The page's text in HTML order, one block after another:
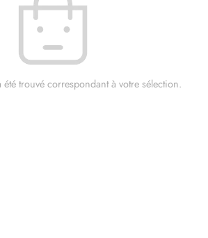
trouvé correspondant à votre sélection.